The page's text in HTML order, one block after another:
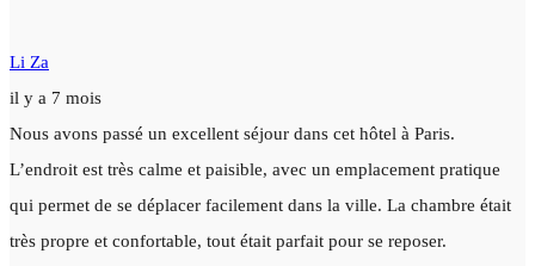
Li Za
il y a 7 mois
Nous avons passé un excellent séjour dans cet hôtel à Paris.
L’endroit est très calme et paisible, avec un emplacement pratique
qui permet de se déplacer facilement dans la ville. La chambre était
très propre et confortable, tout était parfait pour se reposer.